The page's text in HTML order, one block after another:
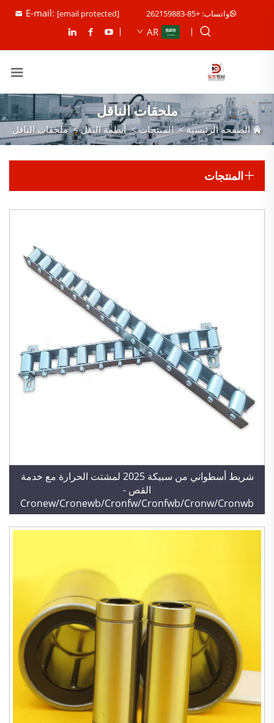
واتساب: +85-262159883 E-mail: [email protected]
AR
ملحقات الناقل
الصفحة الرئيسية>المنتجات>أنظمة النقل>ملحقات الناقل
المنتجات
شريط أسطواني من سبيكة 2025 لمشتت الحرارة مع خدمة
القص -
Cronew/Cronewb/Cronfw/Cronfwb/Cronw/Cronwb